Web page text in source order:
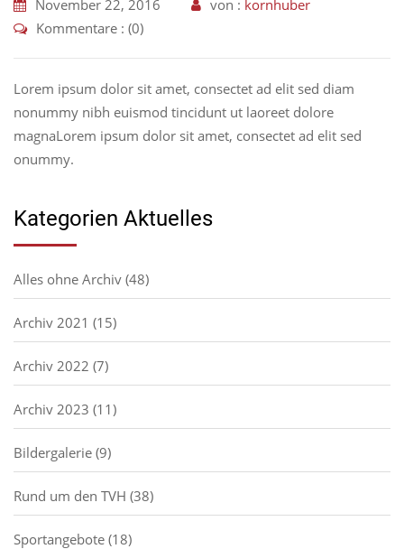
November 22, 2016 von : kornhuber
Kommentare : (0)
Lorem ipsum dolor sit amet, consectet ad elit sed diam
nonummy nibh euismod tincidunt ut laoreet dolore
magnaLorem ipsum dolor sit amet, consectet ad elit sed
onummy.
Kategorien Aktuelles
Alles ohne Archiv (48)
Archiv 2021 (15)
Archiv 2022 (7)
Archiv 2023 (11)
Bildergalerie (9)
Rund um den TVH (38)
Sportangebote (18)